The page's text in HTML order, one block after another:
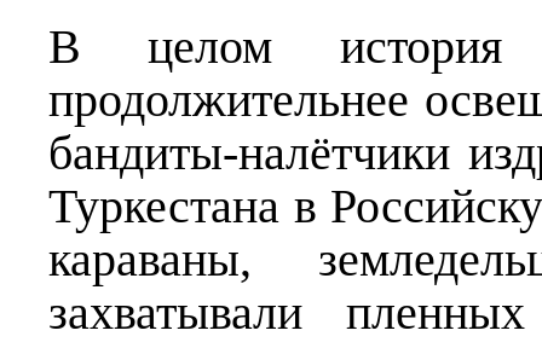
В целом история
продолжительнее
бандиты-налётчики
Туркестана в
караваны,
захватывали